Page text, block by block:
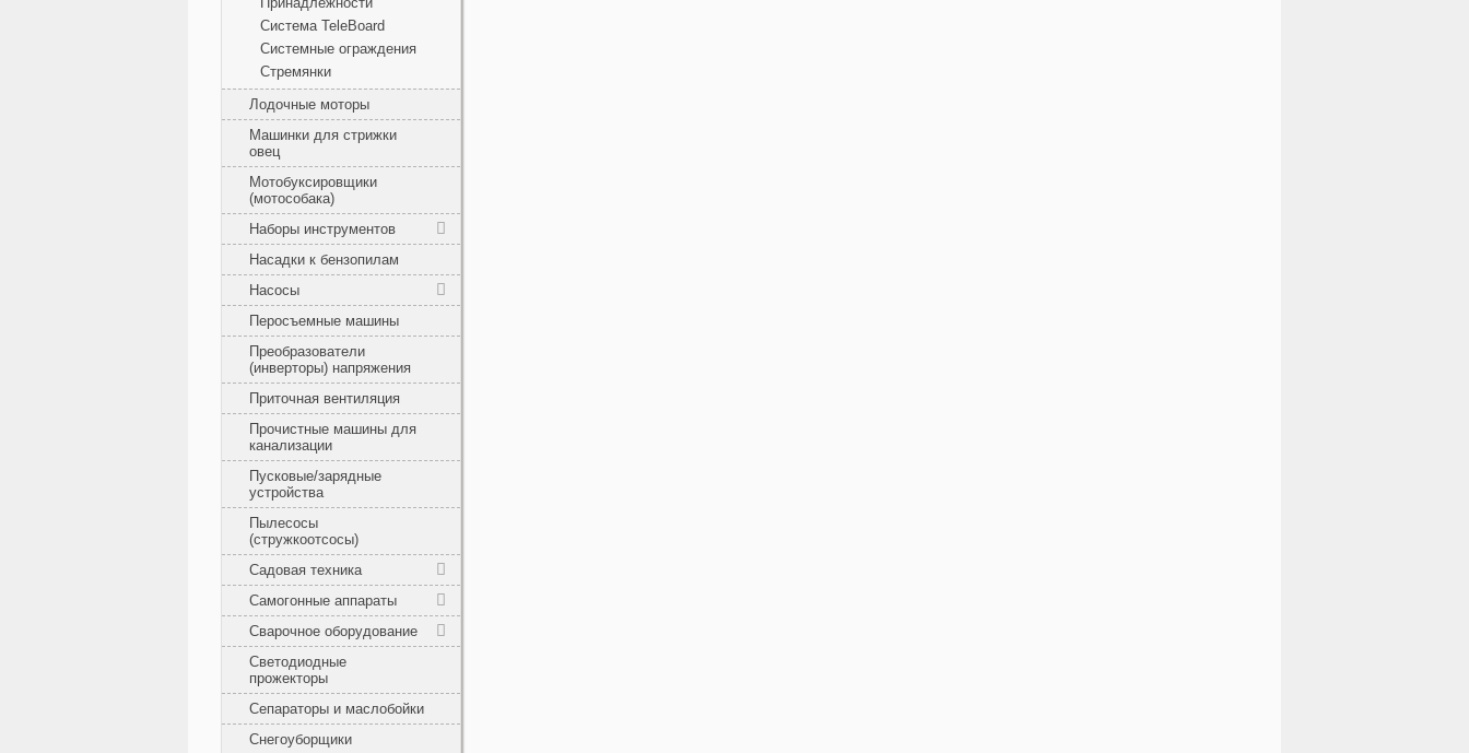
Система TeleBoard
Системные ограждения
Стремянки
Лодочные моторы
Машинки для стрижки
овец
Мотобуксировщики
(мотособака)
Наборы инструментов
Насадки к бензопилам
Насосы
Перосъемные машины
Преобразователи
(инверторы) напряжения
Приточная вентиляция
Прочистные машины для
канализации
Пусковые/зарядные
устройства
Пылесосы
(стружкоотсосы)
Садовая техника
Самогонные аппараты
Сварочное оборудование
Светодиодные
прожекторы
Сепараторы и маслобойки
Снегоуборщики